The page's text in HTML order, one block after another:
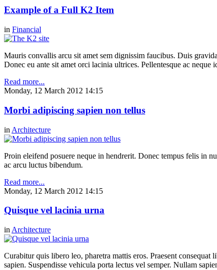
Example of a Full K2 Item
in Financial
Mauris convallis arcu sit amet sem dignissim faucibus. Duis
Donec eu ante sit amet orci lacinia ultrices. Pellentesque ac
Read more...
Monday, 12 March 2012 14:15
Morbi adipiscing sapien non tellus
in Architecture
Proin eleifend posuere neque in hendrerit. Donec tempus felis in
ac arcu luctus bibendum.
Read more...
Monday, 12 March 2012 14:15
Quisque vel lacinia urna
in Architecture
Curabitur quis libero leo, pharetra mattis eros. Praesent
sapien. Suspendisse vehicula porta lectus vel semper. Nullam